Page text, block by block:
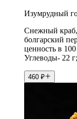
Изумрудный
Снежный
болгарский
ценность в
Углеводы- 22
460 ₽